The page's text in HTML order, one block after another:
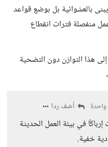
بالعشوائية بل بوضع قواعد
منفصلة فترات انقطاع
هذا التوازن دون التضحية
أضف ردا
في بيئة العمل الحديثة
خفية.